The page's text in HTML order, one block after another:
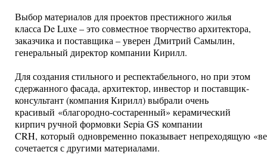
Выбор материалов для проектов престижного жилья
класса De Luxе – это совместное творчество архитектора,
заказчика и поставщика – уверен Дмитрий Самылин,
генеральный директор компании Кирилл.
Для создания стильного и респектабельного, но при этом
сдержанного фасада, архитектор, инвестор и поставщик-
консультант (компания Кирилл) выбрали очень
красивый «благородно-состаренный» керамический
кирпич ручной формовки Sepia GS компании
CRH, который одновременно показывает непреходящую
сочетается с другими материалами.